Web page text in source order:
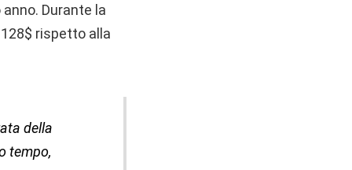
Durante la
rispetto alla
della
tempo,